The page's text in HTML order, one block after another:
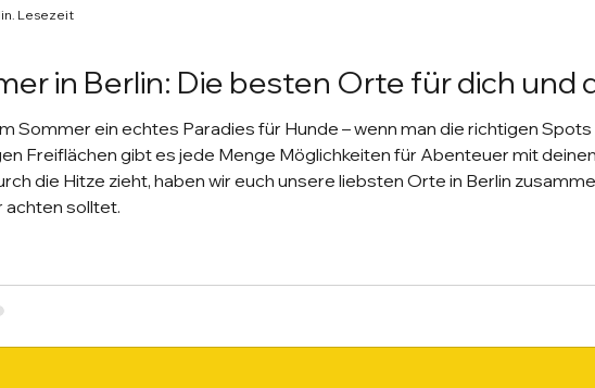
in Berlin: Die besten Orte für dich und
Sommer ein echtes Paradies für Hunde – wenn man die richtigen
Freiflächen gibt es jede Menge Möglichkeiten für Abenteuer mit
die Hitze zieht, haben wir euch unsere liebsten Orte in Berlin
achten solltet.
Lesezeit